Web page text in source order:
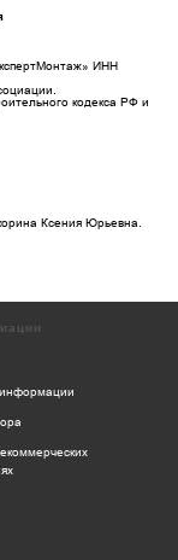
ИНН
кодекса РФ и
Ксения Юрьевна.